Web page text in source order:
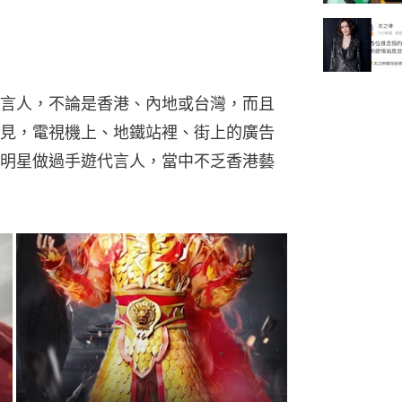
人，不論是香港、內地或台灣，而且
，電視機上、地鐵站裡、街上的廣告
星做過手遊代言人，當中不乏香港藝